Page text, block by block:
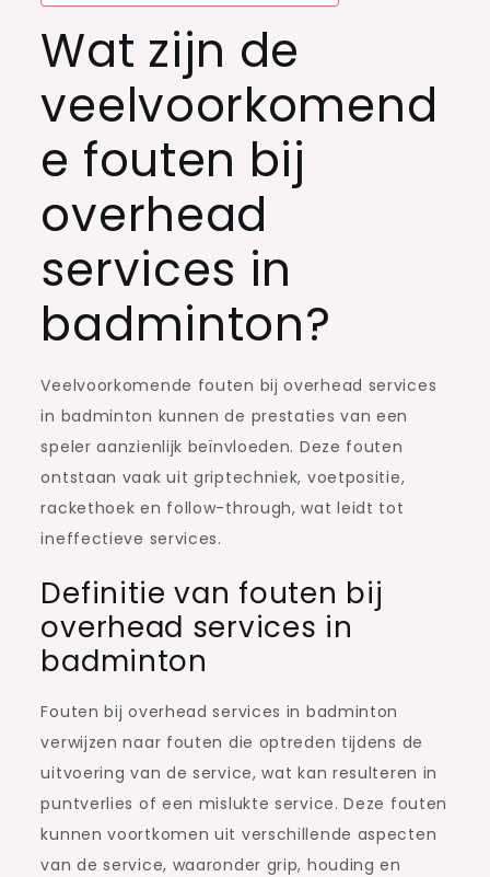
Wat zijn de
veelvoorkomend
e fouten bij
overhead
services in
badminton?
Veelvoorkomende fouten bij overhead services
in badminton kunnen de prestaties van een
speler aanzienlijk beïnvloeden. Deze fouten
ontstaan vaak uit griptechniek, voetpositie,
rackethoek en follow-through, wat leidt tot
ineffectieve services.
Definitie van fouten bij
overhead services in
badminton
Fouten bij overhead services in badminton
verwijzen naar fouten die optreden tijdens de
uitvoering van de service, wat kan resulteren in
puntverlies of een mislukte service. Deze fouten
kunnen voortkomen uit verschillende aspecten
van de service, waaronder grip, houding en